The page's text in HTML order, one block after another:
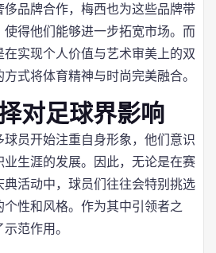
侈品牌合作，梅西也为这些品牌带
使得他们能够进一步拓宽市场。而
实现个人价值与艺术审美上的双
式将体育精神与时尚完美融合。
对足球界影响
员开始注重自身形象，他们意识
业生涯的发展。因此，无论是在赛
活动中，球员们往往会特别挑选
性和风格。作为其中引领者之
范作用。